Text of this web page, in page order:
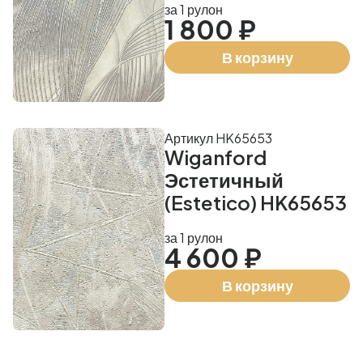
за 1 рулон
1 800 ₽
В корзину
Wiganford
Эстетичный
(Estetico) HK65653
Артикул HK65653
за 1 рулон
4 600 ₽
В корзину